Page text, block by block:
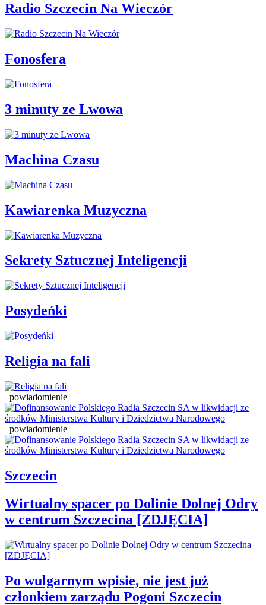
Radio Szczecin Na Wieczór
Fonosfera
3 minuty ze Lwowa
Machina Czasu
Kawiarenka Muzyczna
Sekrety Sztucznej Inteligencji
Posydeńki
Religia na fali
powiadomienie
powiadomienie
Szczecin
Wirtualny spacer po Dolinie Dolnej Odry
w centrum Szczecina [ZDJĘCIA]
Po wulgarnym wpisie, nie jest już
członkiem zarządu Pogoni Szczecin